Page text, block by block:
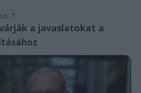
7.
a javaslatokat a